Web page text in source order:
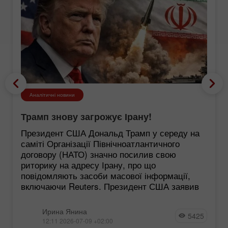
Аналітичні новини
Трамп знову загрожує Ірану!
Президент США Дональд Трамп у середу на
саміті Організації Північноатлантичного
договору (НАТО) значно посилив свою
риторику на адресу Ірану, про що
повідомляють засоби масової інформації,
включаючи Reuters. Президент США заявив
Ирина Янина
12:11 2026-07-09 +02:00 5425